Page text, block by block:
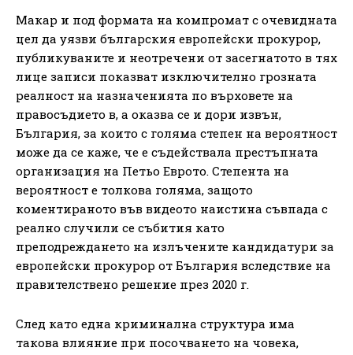
Макар и под формата на компромат с очевидната
цел да уязви българския европейски прокурор,
публикуваните и неотречени от засегнатото в тях
лице записи показват изключително грозната
реалност на назначенията по върховете на
правосъдието в, а оказва се и дори извън,
България, за които с голяма степен на вероятност
може да се каже, че е съдействала престъпната
организация на Петьо Еврото. Степента на
вероятност е толкова голяма, защото
коментираното във видеото наистина съвпада с
реално случили се събития като
преподреждането на излъчените кандидатури за
европейски прокурор от България вследствие на
правителствено решение през 2020 г.
След като една криминална структура има
такова влияние при посочването на човека,